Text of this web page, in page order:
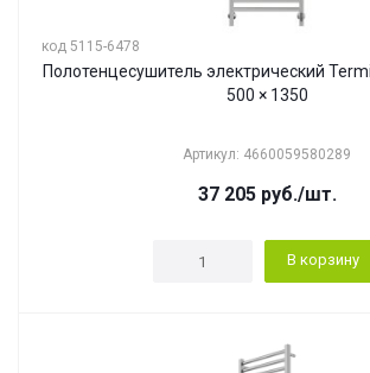
код 5115-6478
Полотенцесушитель электрический
500 × 1350
Артикул: 4660059580289
37 205руб./шт.
В корзину